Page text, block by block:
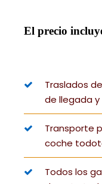
El precio
Traslados
de llegada
Transporte
coche
Todos los